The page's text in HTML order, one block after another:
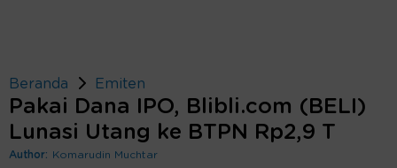
Beranda Emiten
Pakai Dana IPO, Blibli.com (BELI)
Lunasi Utang ke BTPN Rp2,9 T
Author: Komarudin Muchtar